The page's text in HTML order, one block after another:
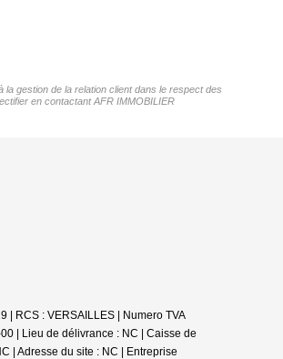
gestion de la relation client dans le respect des
en contactant AFR IMMOBILIER
| RCS : VERSAILLES | Numero TVA
| Lieu de délivrance : NC | Caisse de
| Adresse du site : NC |
Entreprise